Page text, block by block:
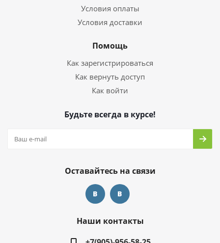
Условия оплаты
Условия доставки
Помощь
Как зарегистрироваться
Как вернуть доступ
Как войти
Будьте всегда в курсе!
Оставайтесь на связи
Наши контакты